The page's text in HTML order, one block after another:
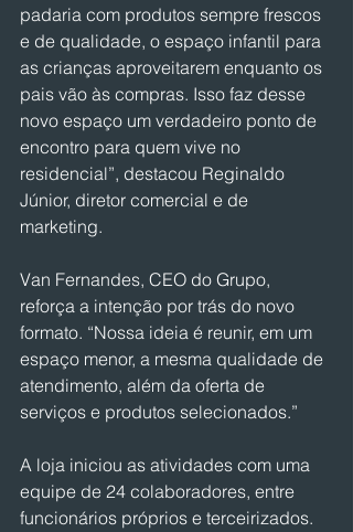
padaria com produtos sempre frescos
e de qualidade, o espaço infantil para
as crianças aproveitarem enquanto os
pais vão às compras. Isso faz desse
novo espaço um verdadeiro ponto de
encontro para quem vive no
residencial”, destacou Reginaldo
Júnior, diretor comercial e de
marketing.
Van Fernandes, CEO do Grupo,
reforça a intenção por trás do novo
formato. “Nossa ideia é reunir, em um
espaço menor, a mesma qualidade de
atendimento, além da oferta de
serviços e produtos selecionados.”
A loja iniciou as atividades com uma
equipe de 24 colaboradores, entre
funcionários próprios e terceirizados.